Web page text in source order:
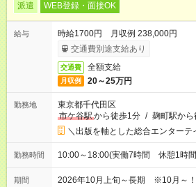
派遣 WEB登録・面接OK
給与
時給1700円 月収例 238,000円
交通費別途支給あり
交通費 全額支給
月収例 20～25万円
勤務地
東京都千代田区
市ケ谷駅から徒歩1分 / 麹町駅か
＼出版を軸とした総合エンターテ
勤務時間 10:00～18:00(実働7時間 休憩1時
期間 2026年10月上旬～長期 ※10月～！